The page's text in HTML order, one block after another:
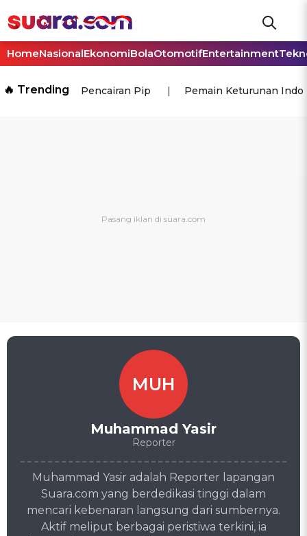
HomeNasionalEkonomiBolaOtomotifEntertainment
🔥 Trending Pencairan Pip Pemain Keturunan
MUH
Muhammad Yasir
Reporter
Muhammad Yasir adalah Reporter lapangan
Suara.com yang berdedikasi tinggi dalam
mencari kebenaran langsung dari sumbernya.
Aktif meliput berbagai peristiwa terkini, ia